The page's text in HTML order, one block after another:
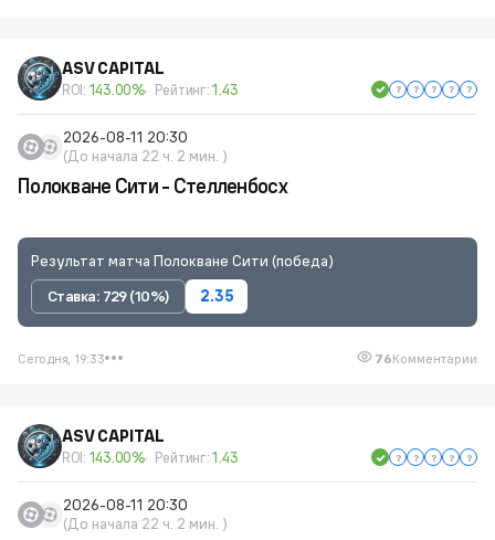
ASV CAPITAL
ROI: 143.00% Рейтинг:1.43
2026-08-11 20:30
(До начала 22 ч. 2 мин. )
Полокване Сити - Стелленбосх
Результат матча Полокване Сити (победа)
Ставка: 729 (10%)
2.35
Сегодня, 19:33 76Комментарии
ASV CAPITAL
ROI: 143.00% Рейтинг:1.43
2026-08-11 20:30
(До начала 22 ч. 2 мин. )